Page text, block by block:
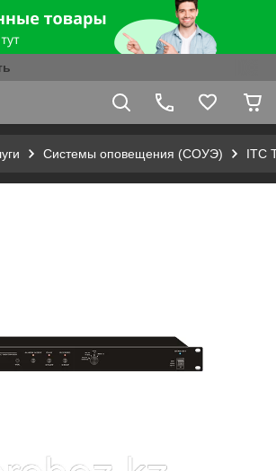
Системы оповещения (СОУЭ) ITC